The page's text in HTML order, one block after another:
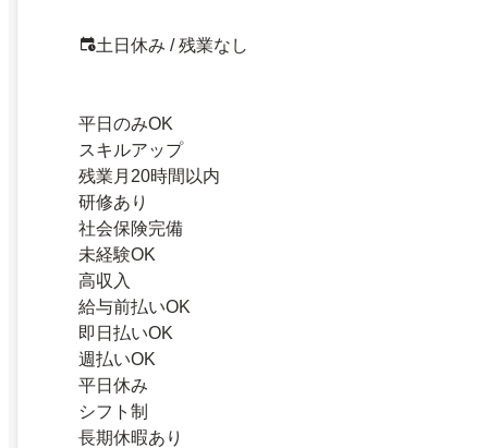
土日休み / 残業なし
平日のみOK
スキルアップ
残業月20時間以内
研修あり
社会保険完備
未経験OK
高収入
給与前払いOK
即日払いOK
週払いOK
平日休み
シフト制
長期休暇あり